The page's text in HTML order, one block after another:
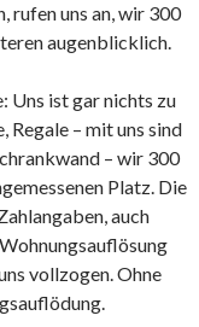
rufen uns an, wir 300
augenblicklich.
Uns ist gar nichts zu
Regale – mit uns sind
– wir 300
Platz. Die
auch
vollzogen. Ohne